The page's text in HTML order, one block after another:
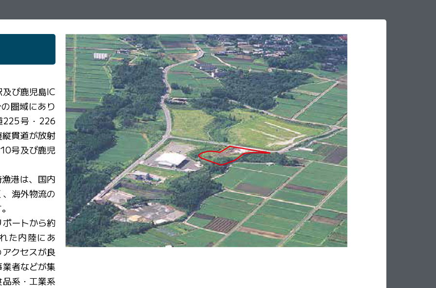
び鹿児島IC
圏域にあり
225号・226
貫道が放射
号及び鹿児
港は、国内
海外物流の
ートから約
た内陸にあ
クセスが良
者などが集
系・工業系